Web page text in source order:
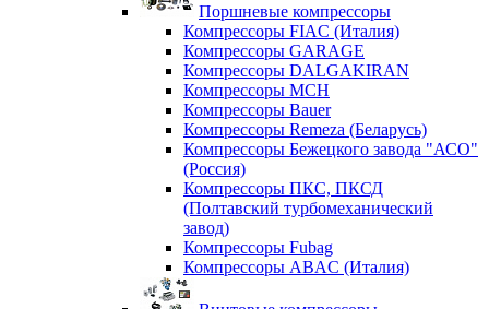
Поршневые компрессоры
Компрессоры FIAC (Италия)
Компрессоры GARAGE
Компрессоры DALGAKIRAN
Компрессоры MCH
Компрессоры Bauer
Компрессоры Remeza (Беларусь)
Компрессоры Бежецкого завода "АСО"
(Россия)
Компрессоры ПКС, ПКСД
(Полтавский турбомеханический
завод)
Компрессоры Fubag
Компрессоры ABAC (Италия)